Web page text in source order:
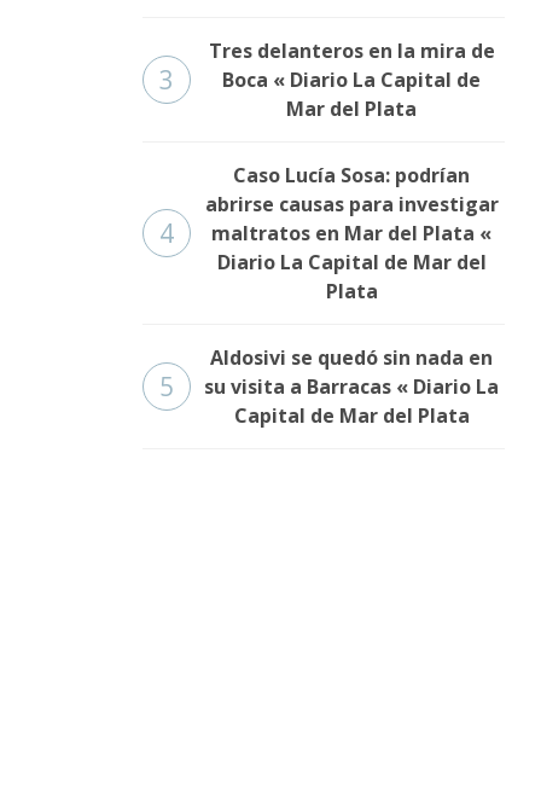
3
Tres delanteros en la mira de
Boca « Diario La Capital de
Mar del Plata
4
Caso Lucía Sosa: podrían
abrirse causas para investigar
maltratos en Mar del Plata «
Diario La Capital de Mar del
Plata
5
Aldosivi se quedó sin nada en
su visita a Barracas « Diario La
Capital de Mar del Plata